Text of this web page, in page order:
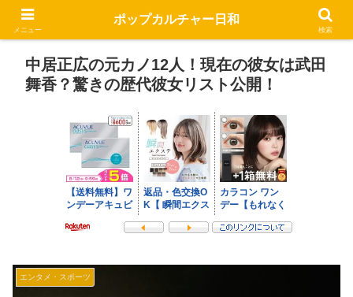
中居正広の元カノ12人！現在の彼女は武田
舞香？驚きの歴代彼女リスト公開！
エンタメ・スポーツ
メニュー
ポップカルチャー日和
検索